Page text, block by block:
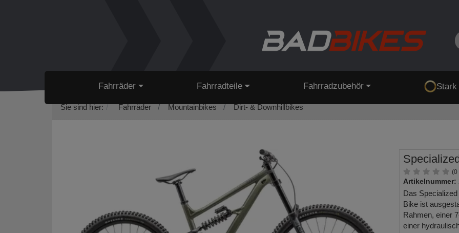
Fahrräder Fahrradteile Fahrradzubehör Stark
Sie sind hier: Fahrräder Mountainbikes Dirt- & Downhillbikes
(0
Artikelnummer:
Das
Bike ist
Rahmen, einer
einer